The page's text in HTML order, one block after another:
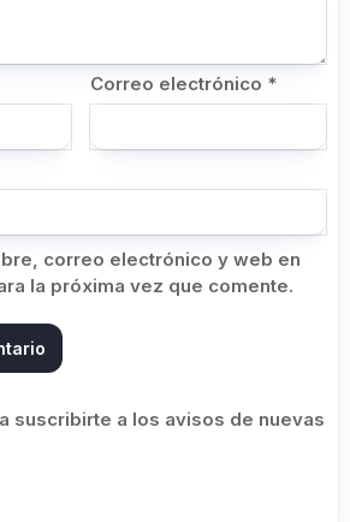
Correo electrónico *
correo electrónico y web en
la próxima vez que comente.
suscribirte a los avisos de nuevas